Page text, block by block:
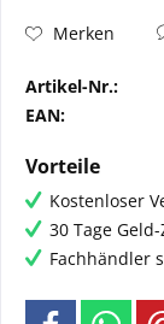
Merken
Artikel-Nr.:
EAN:
Vorteile
Kostenloser
30 Tage
Fachhändler